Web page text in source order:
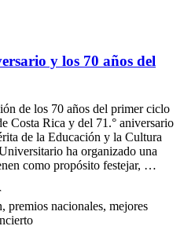
y los 70 años del
de los 70 años del primer ciclo
Costa Rica y del 71.° aniversario
de la Educación y la Cultura
ha organizado una
como propósito festejar, …
premios nacionales, mejores